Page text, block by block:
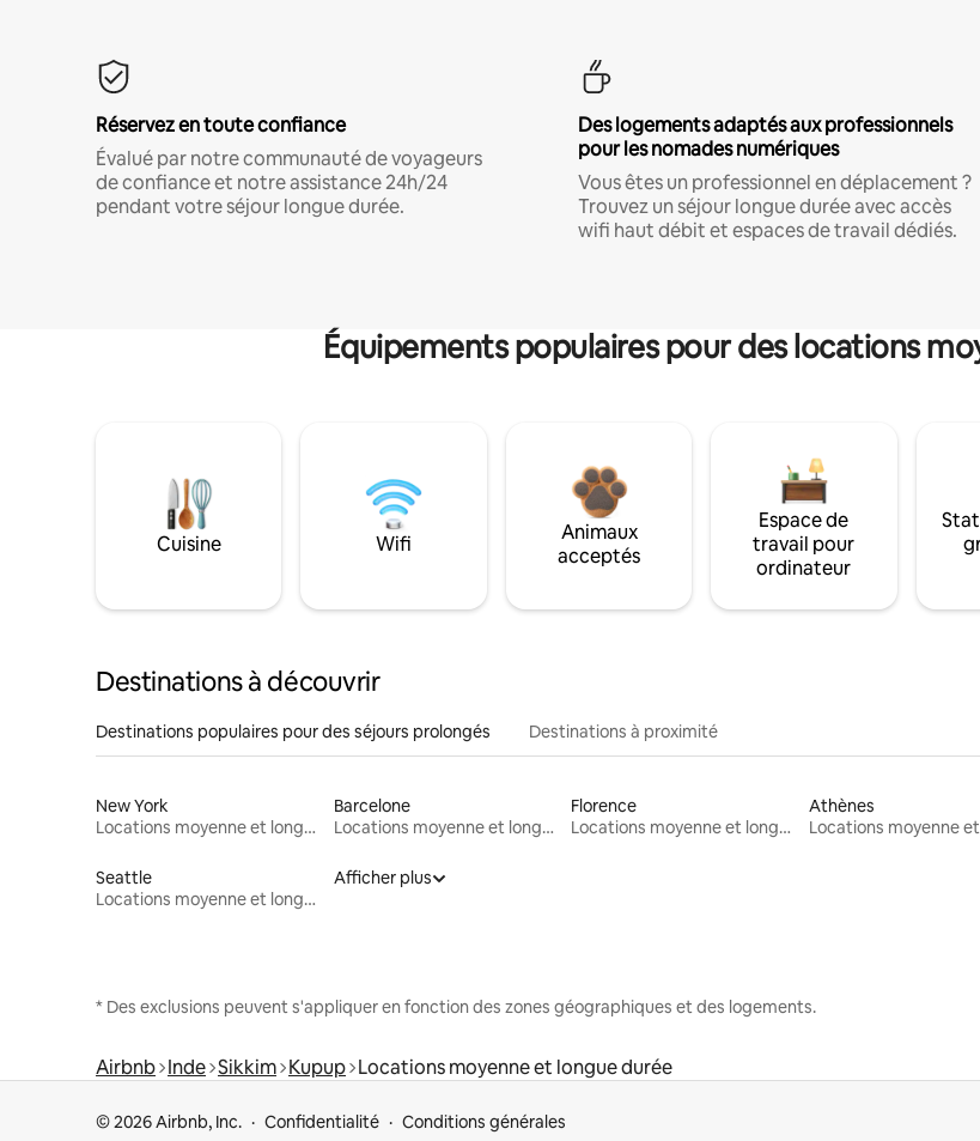
Réservez en toute confiance
Évalué par notre communauté de voyageurs
de confiance et notre assistance 24h/24
pendant votre séjour longue durée.
Des logements adaptés aux professionnels
pour les nomades numériques
Vous êtes un professionnel en déplacement ?
Trouvez un séjour longue durée avec accès
wifi haut débit et espaces de travail dédiés.
Équipements populaires pour des locations
Cuisine Wifi
Animaux
acceptés
Espace de
travail pour
ordinateur
Destinations à découvrir
Destinations populaires pour des séjours prolongés Destinations à proximité
New York
Locations moyenne et longue durée
Barcelone
Locations moyenne et longue durée
Florence
Locations moyenne et longue durée
Athènes
Seattle
Locations moyenne et longue durée
Afficher plus
* Des exclusions peuvent s'appliquer en fonction des zones géographiques et des logements.
Airbnb Inde Sikkim Kupup Locations moyenne et longue durée
© 2026 Airbnb, Inc. Confidentialité Conditions générales